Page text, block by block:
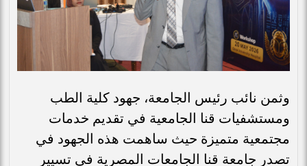
وثمن نائب رئيس الجامعة، جهود كلية الطب
ومستشفيات قنا الجامعية في تقديم خدمات
مجتمعية متميزة حيث ساهمت هذه الجهود في
تصدر جامعة قنا الجامعات المصرية في تسيير